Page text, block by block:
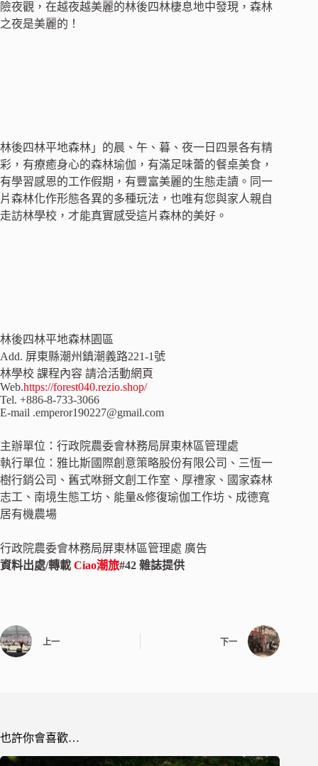
險夜觀，在越夜越美麗的林後四林棲息地中發現，森林
之夜是美麗的！
林後四林平地森林」的晨、午、暮、夜一日四景各有精
彩，有療癒身心的森林瑜伽，有滿足味蕾的餐桌美食，
有學習感恩的工作假期，有豐富美麗的生態走讀。同一
片森林化作形態各異的多種玩法，也唯有您與家人親自
走訪林學校，才能真實感受這片森林的美好。
林後四林平地森林園區
Add. 屏東縣潮州鎮潮義路221-1號
林學校 課程內容 請洽活動網頁
Web.https://forest040.rezio.shop/
Tel. +886-8-733-3066
E-mail .emperor190227@gmail.com
主辦單位：行政院農委會林務局屏東林區管理處
執行單位：雅比斯國際創意策略股份有限公司、三恆一
樹行銷公司、舊式咻掰文創工作室、厚禮家、國家森林
志工、南境生態工坊、能量&修復瑜伽工作坊、成德寬
居有機農場
行政院農委會林務局屏東林區管理處 廣告
資料出處/轉載 Ciao潮旅#42 雜誌提供
上一 下一
也許你會喜歡…